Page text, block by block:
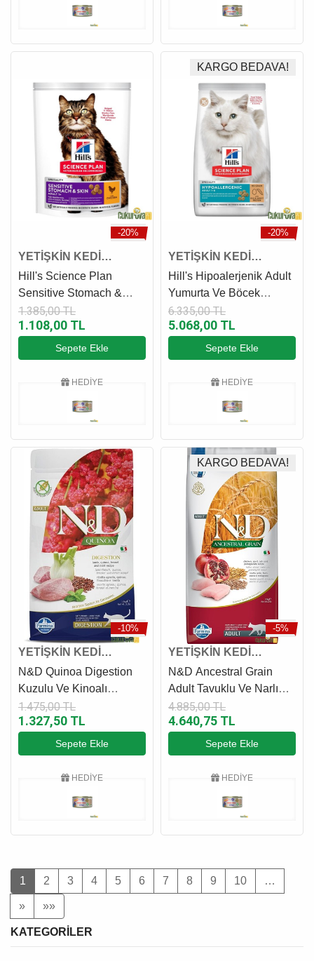
-20%
YETİŞKİN KEDİ
MAMASI
Hill's Science Plan
Sensitive Stomach &
Skin Adult Tavuklu
Yetişkin Kedi Maması 1.5
1.385,00 TL
1.108,00 TL
Sepete Ekle
HEDİYE
-20%
KARGO BEDAVA!
YETİŞKİN KEDİ
MAMASI
Hill's Hipoalerjenik Adult
Yumurta Ve Böcek
Proteinli Yetişki̇n Kedi̇
Maması 7 Kg
6.335,00 TL
5.068,00 TL
Sepete Ekle
HEDİYE
-10%
YETİŞKİN KEDİ
MAMASI
N&D Quinoa Digestion
Kuzulu Ve Kinoalı
Yetişkin Kedi Maması 1.5
Kg
1.475,00 TL
1.327,50 TL
Sepete Ekle
HEDİYE
-5%
KARGO BEDAVA!
YETİŞKİN KEDİ
MAMASI
N&D Ancestral Grain
Adult Tavuklu Ve Narlı
Yetişkin Kedi Maması 10
Kg
4.885,00 TL
4.640,75 TL
Sepete Ekle
HEDİYE
1 2 3 4 5 6 7 8 9 10 …
» »»
KATEGORILER